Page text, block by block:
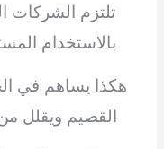
تلتزم الشركات
بالاستخدام
هكذا يساهم في
القصيم ويقلل من